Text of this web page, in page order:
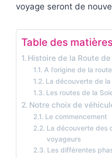
voyage seront de
Table des matières
Histoire de la Route de
A l’origine de la
La découverte de la
Les routes de la
Notre choix de
Le commencement
La découverte des
voyageurs
Les différentes